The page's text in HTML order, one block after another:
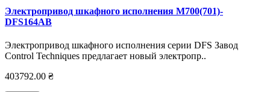
Электропривод шкафного исполнения M700(701)-
DFS164AB
Электропривод шкафного исполнения серии DFS Завод
Control Techniques предлагает новый электропр..
403792.00 ₴